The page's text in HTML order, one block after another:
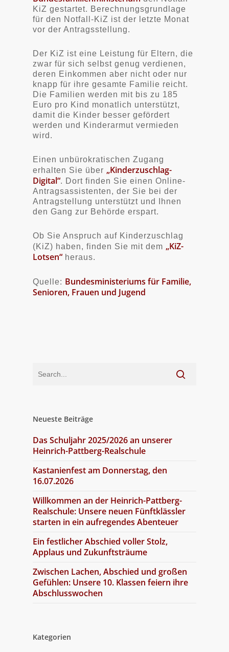
KiZ gestartet. Berechnungsgrundlage
für den Notfall-KiZ ist der letzte Monat
vor der Antragsstellung.
Der KiZ ist eine Leistung für Eltern, die
zwar für sich selbst genug verdienen,
deren Einkommen aber nicht oder nur
knapp für ihre gesamte Familie reicht.
Die Familien werden mit bis zu 185
Euro pro Kind monatlich unterstützt,
damit die Kinder besser gefördert
werden und Kinderarmut vermieden
wird.
Einen unbürokratischen Zugang
erhalten Sie über „Kinderzuschlag-
Digital“. Dort finden Sie einen Online-
Antragsassistenten, der Sie bei der
Antragstellung unterstützt und Ihnen
den Gang zur Behörde erspart.
Ob Sie Anspruch auf Kinderzuschlag
(KiZ) haben, finden Sie mit dem „KiZ-
Lotsen“ heraus.
Quelle: Bundesministeriums für Familie,
Senioren, Frauen und Jugend
Neueste Beiträge
Das Schuljahr 2025/2026 an unserer
Heinrich-Pattberg-Realschule
Kastanienfest am Donnerstag, den
16.07.2026
Willkommen an der Heinrich-Pattberg-
Realschule: Unsere neuen Fünftklässler
starten in ein aufregendes Abenteuer
Ein festlicher Abschied voller Stolz,
Applaus und Zukunftsträume
Zwischen Lachen, Abschied und großen
Gefühlen: Unsere 10. Klassen feiern ihre
Abschlusswochen
Kategorien